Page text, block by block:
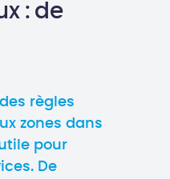
: de
règles
zones dans
pour
De